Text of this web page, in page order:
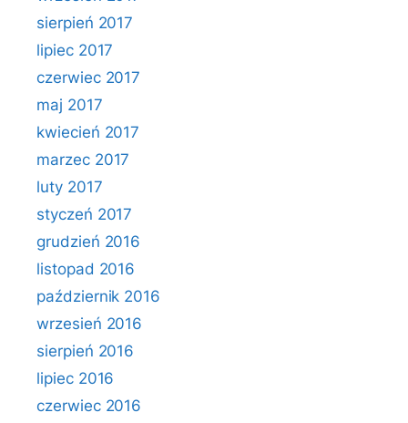
sierpień 2017
lipiec 2017
czerwiec 2017
maj 2017
kwiecień 2017
marzec 2017
luty 2017
styczeń 2017
grudzień 2016
listopad 2016
październik 2016
wrzesień 2016
sierpień 2016
lipiec 2016
czerwiec 2016